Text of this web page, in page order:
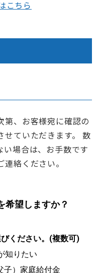
こちら
第、お客様宛に確認の
せていただきます。 数
い場合は、お手数です
絡ください。